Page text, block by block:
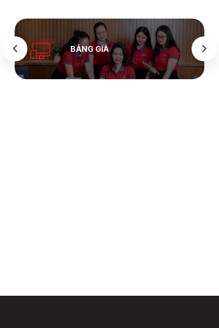
BẢNG GIÁ